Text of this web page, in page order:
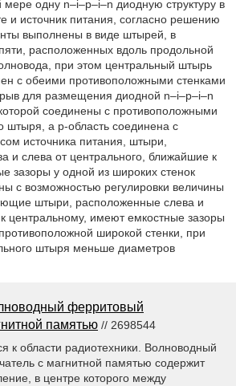
одну n–i–p–i–n диодную структуру в
и источник питания, согласно решению
выполнены в виде штырей, в
расположенных вдоль продольной
при этом центральный штырь
с обеими противоположными стенками
для размещения диодной n–i–p–i–n
соединены с противоположными
штыря, а p-область соединена с
источника питания, штыри,
и слева от центрального, ближайшие к
зазоры у одной из широких стенок
с возможностью регулировки величины
штыри, расположенные слева и
центральному, имеют емкостные зазоры
широкой стенки, при
штыря меньше диаметров
ферритовый
памятью // 2698544
к области радиотехники. Волноводный
с магнитной памятью содержит
в центре которого между